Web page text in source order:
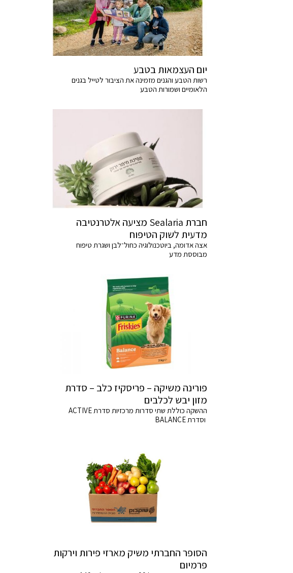
יום העצמאות בטבע
רשות הטבע והגנים מזמינה את הציבור לטייל בגנים
הלאומיים ושמורות הטבע
חברת Sealaria מציעה אלטרנטיבה
מדעית לשוק הטיפוח
אצה אדומה, ביוטכנולוגיה כחול־לבן ושגרת טיפוח
מבוססת מדע
פורינה משיקה – פריסקיז כלב – סדרת
מזון יבש לכלבים
ההשקה כוללת שתי סדרות מרכזיות סדרת ACTIVE
וסדרת BALANCE
הסופר החברתי משיק מארזי פירות וירקות
פרמיום